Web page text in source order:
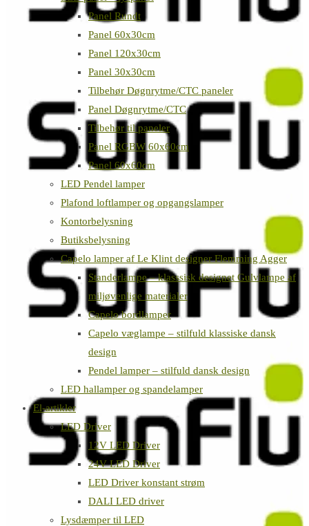
Panel Rundt
Panel 60x30cm
Panel 120x30cm
Panel 30x30cm
Tilbehør Døgnrytme/CTC paneler
Panel Døgnrytme/CTC
Tilbehør til paneler
Panel RGBW 60x60cm
Panel 60x60cm
LED Pendel lamper
Plafond loftlamper og opgangslamper
Kontorbelysning
Butiksbelysning
Capelo lamper af Le Klint designer Flemming Agger
Standerlampe – klasssisk designet Gulvlampe af
miljøvenlige materialer
Capelo bordlamper
Capelo væglampe – stilfuld klassiske dansk
design
Pendel lamper – stilfuld dansk design
LED hallamper og spandelamper
El-artikler
LED Driver
12V LED Driver
24V LED Driver
LED Driver konstant strøm
DALI LED driver
Lysdæmper til LED